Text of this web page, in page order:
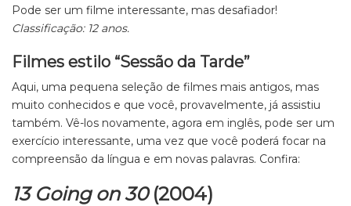
Pode ser um filme interessante, mas desafiador!
Classificação: 12 anos.
Filmes estilo “Sessão da Tarde”
Aqui, uma pequena seleção de filmes mais antigos, mas
muito conhecidos e que você, provavelmente, já assistiu
também. Vê-los novamente, agora em inglês, pode ser um
exercício interessante, uma vez que você poderá focar na
compreensão da língua e em novas palavras. Confira:
13 Going on 30(2004)